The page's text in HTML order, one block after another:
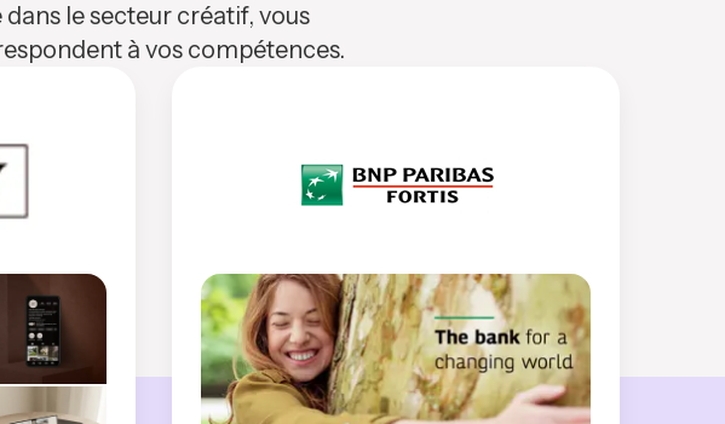
le secteur créatif, vous
à vos compétences.